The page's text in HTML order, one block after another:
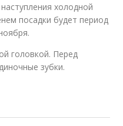
холодной
посадки будет период
головкой. Перед
зубки.